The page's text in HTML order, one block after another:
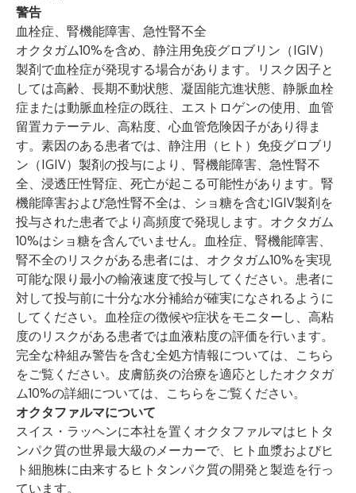
警告
血栓症、腎機能障害、急性腎不全
オクタガム10%を含め、静注用免疫グロブリン（IGIV）
製剤で血栓症が発現する場合があります。リスク因子と
しては高齢、長期不動状態、凝固能亢進状態、静脈血栓
症または動脈血栓症の既往、エストロゲンの使用、血管
留置カテーテル、高粘度、心血管危険因子があり得ま
す。素因のある患者では、静注用（ヒト）免疫グロブリ
ン（IGIV）製剤の投与により、腎機能障害、急性腎不
全、浸透圧性腎症、死亡が起こる可能性があります。腎
機能障害および急性腎不全は、ショ糖を含むIGIV製剤を
投与された患者でより高頻度で発現します。オクタガム
10%はショ糖を含んでいません。血栓症、腎機能障害、
腎不全のリスクがある患者には、オクタガム10%を実現
可能な限り最小の輸液速度で投与してください。患者に
対して投与前に十分な水分補給が確実になされるように
してください。血栓症の徴候や症状をモニターし、高粘
度のリスクがある患者では血液粘度の評価を行います。
完全な枠組み警告を含む全処方情報については、 こちら
をご覧ください。皮膚筋炎の治療を適応としたオクタガ
ム10%の詳細については、 こちら をご覧ください。
オクタファルマについて
スイス・ラッヘンに本社を置くオクタファルマはヒトタ
ンパク質の世界最大級のメーカーで、ヒト血漿およびヒ
ト細胞株に由来するヒトタンパク質の開発と製造を行っ
ています。